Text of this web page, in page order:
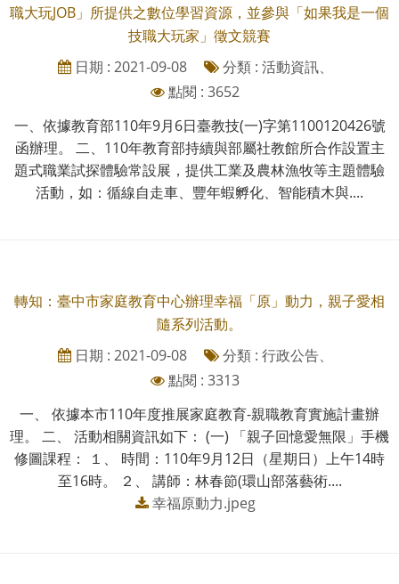
職大玩JOB」所提供之數位學習資源，並參與「如果我是一個
技職大玩家」徵文競賽
日期 : 2021-09-08
分類 : 活動資訊、
點閱 : 3652
一、依據教育部110年9月6日臺教技(一)字第1100120426號
函辦理。 二、110年教育部持續與部屬社教館所合作設置主
題式職業試探體驗常設展，提供工業及農林漁牧等主題體驗
活動，如：循線自走車、豐年蝦孵化、智能積木與....
轉知：臺中市家庭教育中心辦理幸福「原」動力，親子愛相
隨系列活動。
日期 : 2021-09-08
分類 : 行政公告、
點閱 : 3313
一、 依據本市110年度推展家庭教育-親職教育實施計畫辦
理。 二、 活動相關資訊如下： (一) 「親子回憶愛無限」手機
修圖課程： １、 時間：110年9月12日（星期日）上午14時
至16時。 ２、 講師：林春節(環山部落藝術....
幸福原動力.jpeg